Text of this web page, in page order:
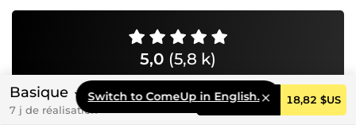
Basique
7 j de réalisation
Commander 18,82 $US
5,0 (5,8 k)
Switch to ComeUp in English.